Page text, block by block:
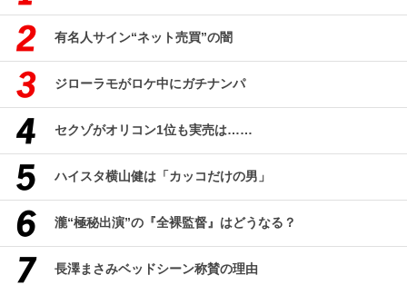
有名人サイン“ネット売買”の闇
ジローラモがロケ中にガチナンパ
セクゾがオリコン1位も実売は……
ハイスタ横山健は「カッコだけの男」
瀧“極秘出演”の『全裸監督』はどうなる？
長澤まさみベッドシーン称賛の理由